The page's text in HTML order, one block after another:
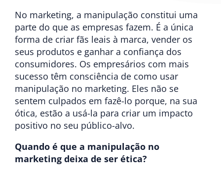
No marketing, a manipulação constitui uma
parte do que as empresas fazem. É a única
forma de criar fãs leais à marca, vender os
seus produtos e ganhar a confiança dos
consumidores. Os empresários com mais
sucesso têm consciência de como usar
manipulação no marketing. Eles não se
sentem culpados em fazê-lo porque, na sua
ótica, estão a usá-la para criar um impacto
positivo no seu público-alvo.
Quando é que a manipulação no
marketing deixa de ser ética?